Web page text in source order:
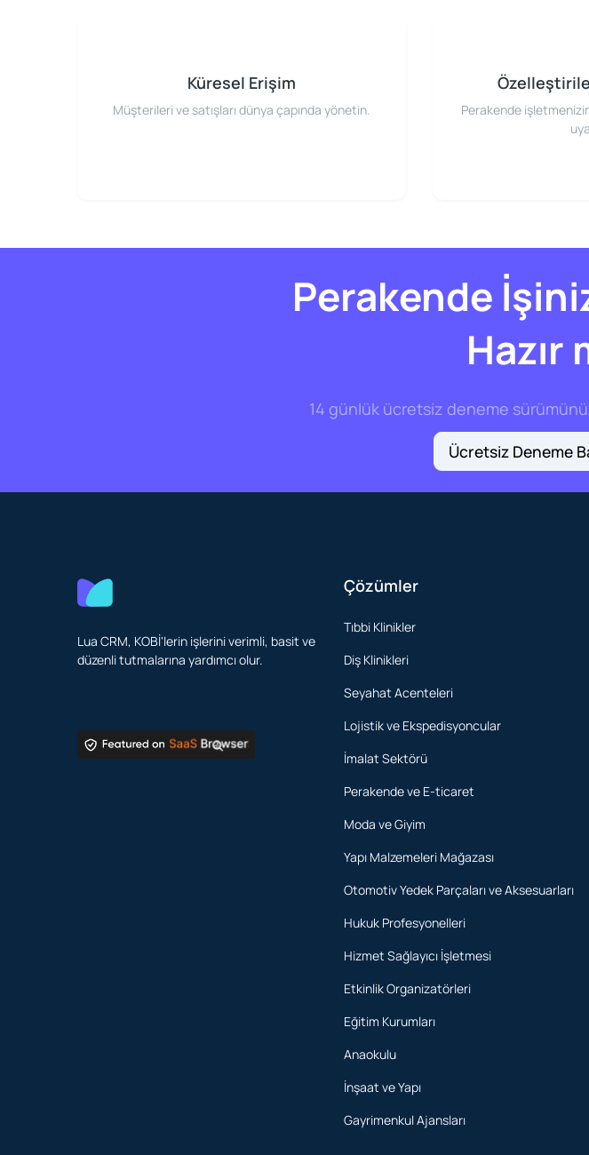
Küresel Erişim
Müşterileri ve satışları dünya çapında yönetin.
Perakende
Perakende
Hazır
14 günlük ücretsiz deneme
Ücretsiz Deneme
Lua CRM, KOBİ'lerin işlerini verimli, basit ve
düzenli tutmalarına yardımcı olur.
Çözümler
Tıbbi Klinikler
Diş Klinikleri
Seyahat Acenteleri
Lojistik ve Ekspedisyoncular
İmalat Sektörü
Perakende ve E-ticaret
Moda ve Giyim
Yapı Malzemeleri Mağazası
Otomotiv Yedek Parçaları ve Aksesuarları
Hukuk Profesyonelleri
Hizmet Sağlayıcı İşletmesi
Etkinlik Organizatörleri
Eğitim Kurumları
Anaokulu
İnşaat ve Yapı
Gayrimenkul Ajansları